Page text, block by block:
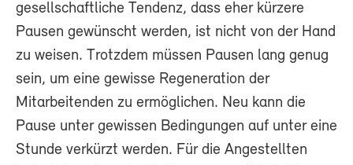
gesellschaftliche Tendenz, dass eher kürzere
Pausen gewünscht werden, ist nicht von der Hand
zu weisen. Trotzdem müssen Pausen lang genug
sein, um eine gewisse Regeneration der
Mitarbeitenden zu ermöglichen. Neu kann die
Pause unter gewissen Bedingungen auf unter eine
Stunde verkürzt werden. Für die Angestellten